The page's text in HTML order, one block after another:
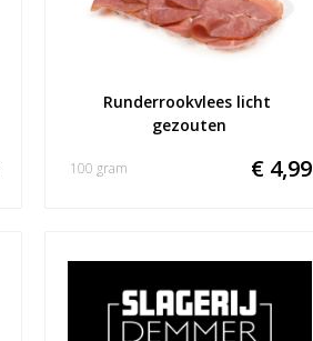
Runderrookvlees licht
gezouten
€ 4,99
100 gram